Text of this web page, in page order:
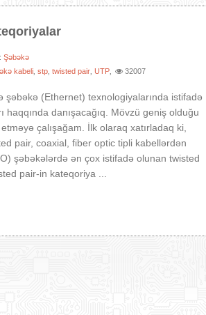
:Şəbəkə
kabeli ,stp ,twisted pair ,UTP 32007
şəbəkə (Ethernet) texnologiyalarında istifadə
danışacağıq. Mövzü geniş olduğu
çalışağam. İlk olaraq xatırladaq ki,
pair, coaxial, fiber optic tipli kabellərdən
şəbəkələrdə ən çox istifadə olunan twisted
pair-in kateqoriya ...